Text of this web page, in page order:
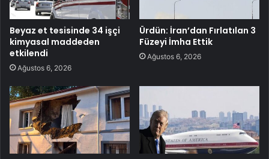
Beyaz et tesisinde 34 işçi
kimyasal maddeden
etkilendi
Ağustos 6, 2026
Ürdün: İran’dan Fırlatılan 3
Füzeyi İmha Ettik
Ağustos 6, 2026